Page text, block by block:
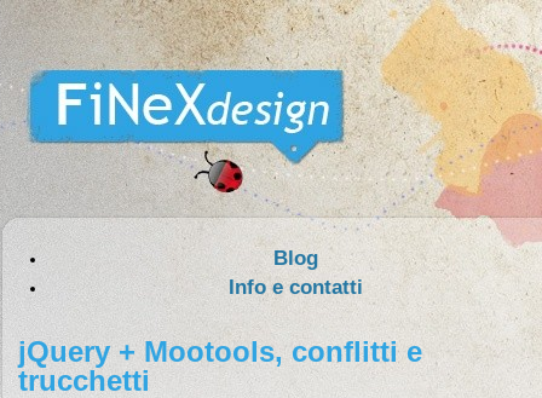
Blog
Info e contatti
jQuery + Mootools, conflitti e
trucchetti